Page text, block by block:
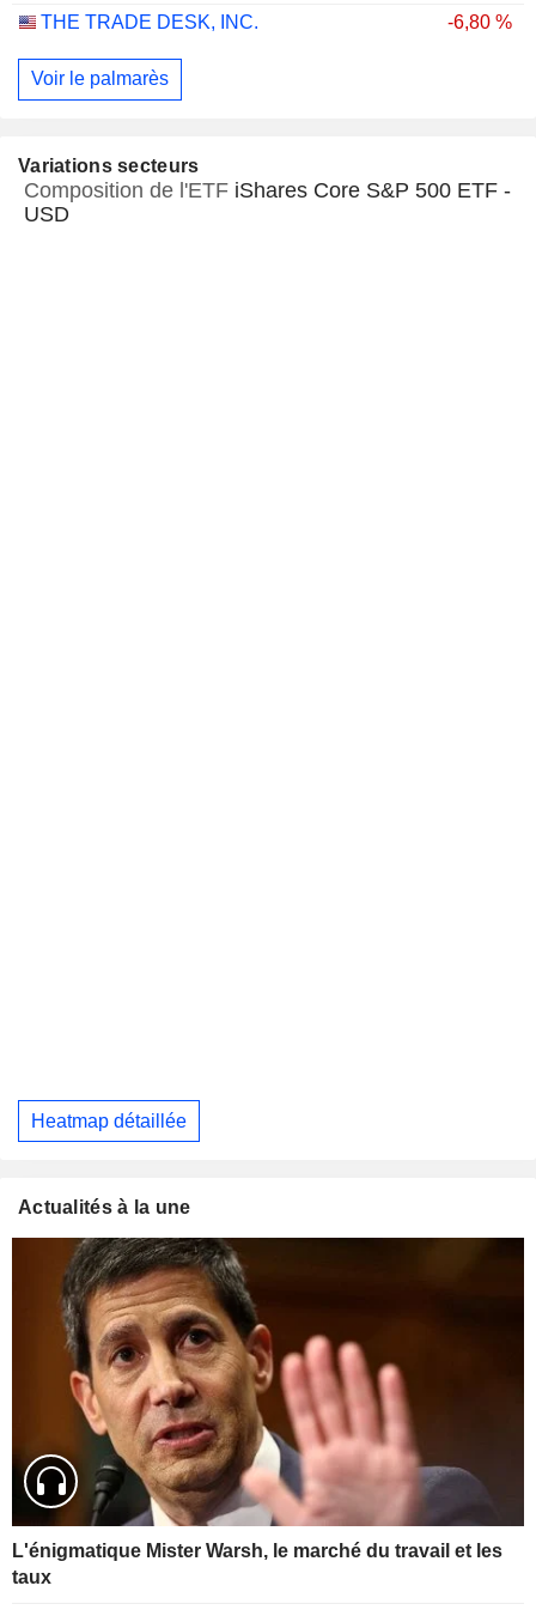
THE TRADE DESK, INC.
-6,80 %
Voir le palmarès
Variations secteurs
Composition de l'ETF iShares Core S&P 500 ETF -
USD
Heatmap détaillée
Actualités à la une
L'énigmatique Mister Warsh, le marché du travail et les
taux